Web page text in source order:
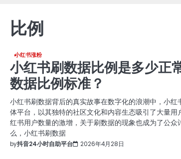
比例
小红书涨粉
小红书刷数据比例是多少正
数据比例标准？
小红书刷数据背后的真实故事在数字化的浪潮中，小红
体平台，以其独特的社区文化和内容生态吸引了大量用
红书用户数量的激增，关于刷数据的现象也成为了公众
么，小红书刷数据
by抖音24小时自助平台 2026年4月28日